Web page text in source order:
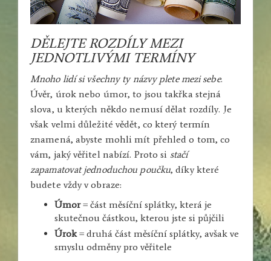
DĚLEJTE ROZDÍLY MEZI
JEDNOTLIVÝMI TERMÍNY
Mnoho lidí si všechny ty názvy plete mezi sebe.
Úvěr, úrok nebo úmor, to jsou takřka stejná
slova, u kterých někdo nemusí dělat rozdíly. Je
však velmi důležité vědět, co který termín
znamená, abyste mohli mít přehled o tom, co
vám, jaký věřitel nabízí. Proto si stačí
zapamatovat jednoduchou poučku, díky které
budete vždy v obraze:
Úmor= část měsíční splátky, která je
skutečnou částkou, kterou jste si půjčili
Úrok= druhá část měsíční splátky, avšak ve
smyslu odměny pro věřitele